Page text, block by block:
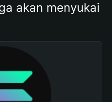
akan menyukai